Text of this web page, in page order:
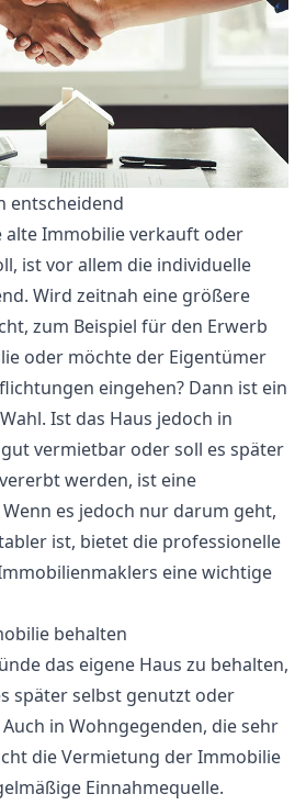
entscheidend
alte Immobilie verkauft oder
ist vor allem die individuelle
Wird zeitnah eine größere
zum Beispiel für den Erwerb
oder möchte der Eigentümer
eingehen? Dann ist ein
Ist das Haus jedoch in
vermietbar oder soll es später
werden, ist eine
es jedoch nur darum geht,
ist, bietet die professionelle
eine wichtige
behalten
das eigene Haus zu behalten,
später selbst genutzt oder
in Wohngegenden, die sehr
die Vermietung der Immobilie
Einnahmequelle.